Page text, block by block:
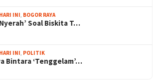
INI, BOGOR RAYA
Soal Biskita T…
INI, POLITIK
Bintara ‘Tenggelam’…